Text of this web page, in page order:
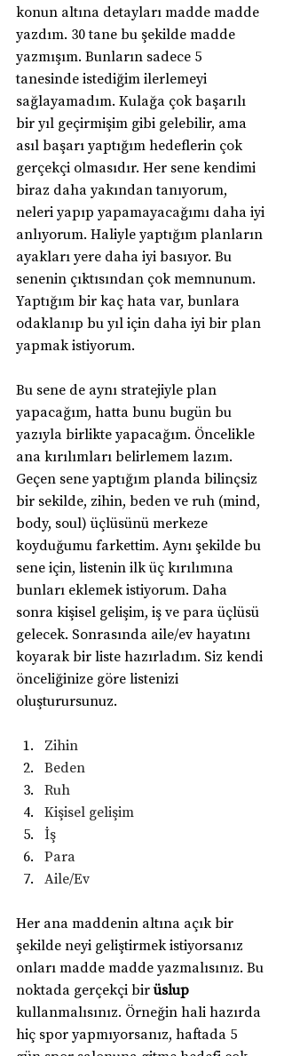
konun altına detayları madde madde
yazdım. 30 tane bu şekilde madde
yazmışım. Bunların sadece 5
tanesinde istediğim ilerlemeyi
sağlayamadım. Kulağa çok başarılı
bir yıl geçirmişim gibi gelebilir, ama
asıl başarı yaptığım hedeflerin çok
gerçekçi olmasıdır. Her sene kendimi
biraz daha yakından tanıyorum,
neleri yapıp yapamayacağımı daha iyi
anlıyorum. Haliyle yaptığım planların
ayakları yere daha iyi basıyor. Bu
senenin çıktısından çok memnunum.
Yaptığım bir kaç hata var, bunlara
odaklanıp bu yıl için daha iyi bir plan
yapmak istiyorum.
Bu sene de aynı stratejiyle plan
yapacağım, hatta bunu bugün bu
yazıyla birlikte yapacağım. Öncelikle
ana kırılımları belirlemem lazım.
Geçen sene yaptığım planda bilinçsiz
bir sekilde, zihin, beden ve ruh (mind,
body, soul) üçlüsünü merkeze
koyduğumu farkettim. Aynı şekilde bu
sene için, listenin ilk üç kırılımına
bunları eklemek istiyorum. Daha
sonra kişisel gelişim, iş ve para üçlüsü
gelecek. Sonrasında aile/ev hayatını
koyarak bir liste hazırladım. Siz kendi
önceliğinize göre listenizi
oluşturursunuz.
Zihin
Beden
Ruh
Kişisel gelişim
İş
Para
Aile/Ev
Her ana maddenin altına açık bir
şekilde neyi geliştirmek istiyorsanız
onları madde madde yazmalısınız. Bu
noktada gerçekçi bir üslup
kullanmalısınız. Örneğin hali hazırda
hiç spor yapmıyorsanız, haftada 5